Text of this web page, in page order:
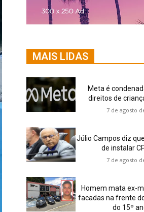
MAIS LIDAS
Meta é
direitos de
7 de agosto
Júlio Campos diz
de instalar
7 de agosto
Homem mata ex-
facadas na frente
do 15º